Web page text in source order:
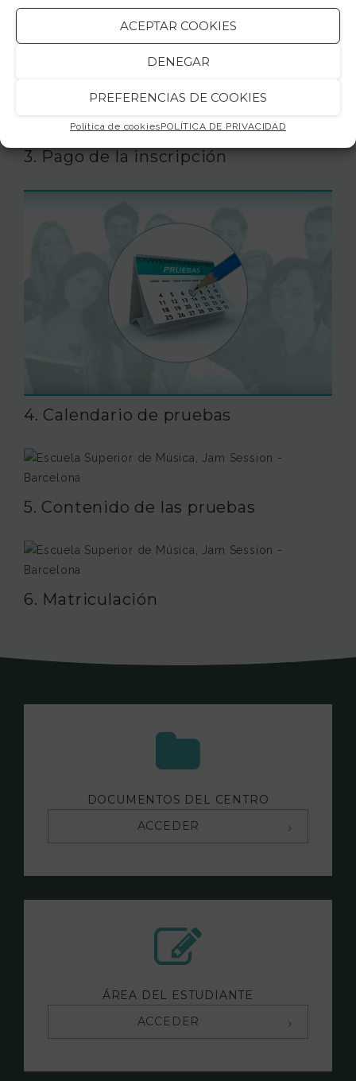
ACEPTAR COOKIES
DENEGAR
PREFERENCIAS DE COOKIES
Política de cookiesPOLÍTICA DE PRIVACIDAD
3. Pago de la inscripción
4. Calendario de pruebas
5. Contenido de las pruebas
6. Matriculación
DOCUMENTOS DEL CENTRO
ACCEDER
ÁREA DEL ESTUDIANTE
ACCEDER